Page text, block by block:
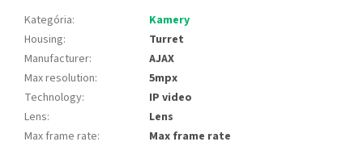
Kategória:
Kamery
Housing:
Turret
Manufacturer:
AJAX
Max resolution:
5mpx
Technology:
IP video
Lens:
Lens
Max frame rate:
Max frame rate